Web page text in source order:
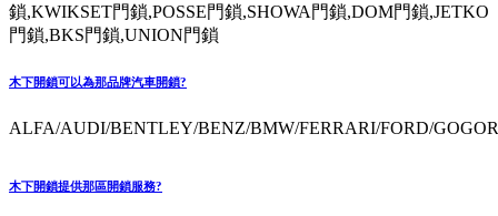
鎖,KWIKSET門鎖,POSSE門鎖,SHOWA門鎖,DOM門鎖,JETKO
門鎖,BKS門鎖,UNION門鎖
木下開鎖可以為那品牌汽車開鎖?
ALFA/AUDI/BENTLEY/BENZ/BMW/FERRARI/FORD/
木下開鎖提供那區開鎖服務?